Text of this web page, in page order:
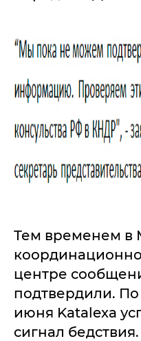
Тем временем в
центре
подтвердили. По
июня Katalexa
сигнал